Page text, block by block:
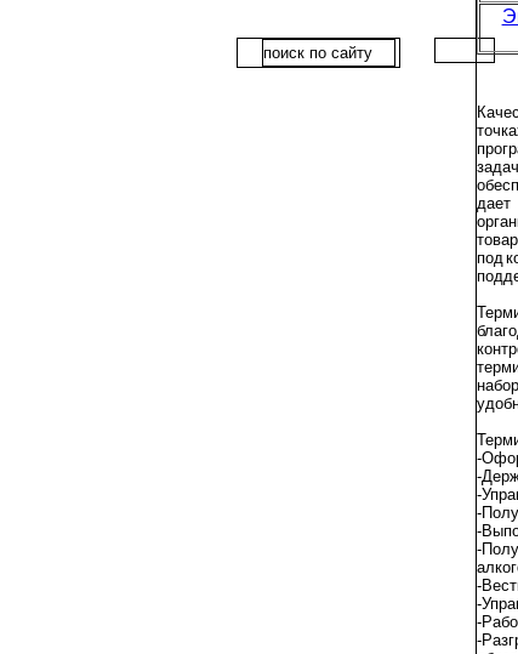
дает
под
-
-
-
-
-
-
-
-
-
-